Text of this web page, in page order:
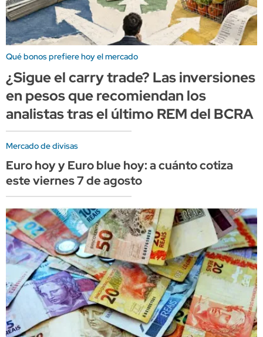
Qué bonos prefiere hoy el mercado
¿Sigue el carry trade? Las inversiones
en pesos que recomiendan los
analistas tras el último REM del BCRA
Mercado de divisas
Euro hoy y Euro blue hoy: a cuánto cotiza
este viernes 7 de agosto